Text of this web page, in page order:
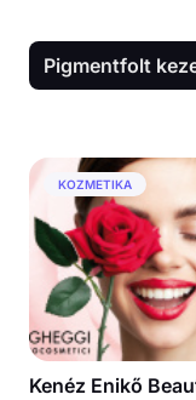
Pigmentfolt
KOZMETIKA
Kenéz Enikő